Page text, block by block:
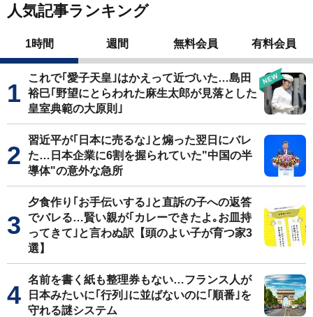
人気記事ランキング
1時間 週間 無料会員 有料会員
これで｢愛子天皇｣はかえって近づいた…島田
裕巳｢野望にとらわれた麻生太郎が見落とした
皇室典範の大原則｣
習近平が｢日本に売るな｣と煽った翌日にバレ
た…日本企業に6割を握られていた"中国の半
導体"の意外な急所
夕食作り｢お手伝いする｣と直訴の子への返答
でバレる…賢い親が｢カレーできたよ｡お皿持
ってきて｣と言わぬ訳【頭のよい子が育つ家3
選】
名前を書く紙も整理券もない…フランス人が
日本みたいに｢行列｣に並ばないのに｢順番｣を
守れる謎システム